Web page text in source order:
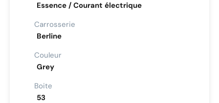
Essence / Courant électrique
Carrosserie
Berline
Couleur
Grey
Boite
53